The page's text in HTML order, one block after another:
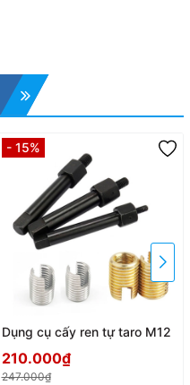
- 15%
Dụng cụ cấy ren tự taro M12
210.000₫
247.000₫